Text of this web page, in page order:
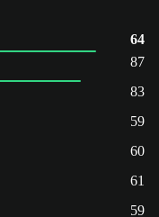
64
87
83
59
60
61
59